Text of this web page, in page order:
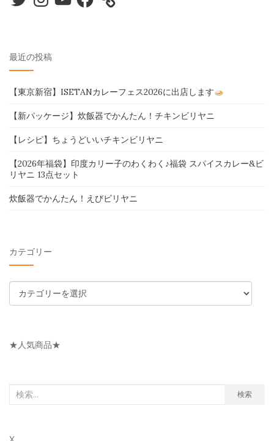
最近の投稿
【東京新宿】ISETANカレーフェス2026に出店します
【新パッケージ】炊飯器でかんたん！チキンビリヤニ
【レシピ】ちょうどいいチキンビリヤニ
【2026年福袋】印度カリー子のわくわく♪福袋 スパイスカレー&ビ
リヤニ 13点セット
炊飯器でかんたん！えびビリヤニ
カテゴリー
テ
リ
★人気商品★
検
検索